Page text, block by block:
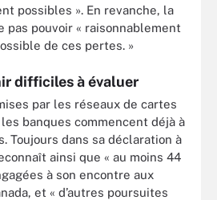
possibles ». En revanche, la
pas pouvoir « raisonnablement
de ces pertes. »
difficiles à évaluer
par les réseaux de cartes
banques commencent déjà à
Toujours dans sa déclaration à
ainsi que « au moins 44
à son encontre aux
et « d’autres poursuites